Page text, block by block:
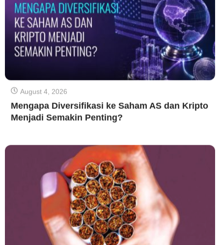
August 4, 2026
Mengapa Diversifikasi ke Saham AS dan Kripto
Menjadi Semakin Penting?